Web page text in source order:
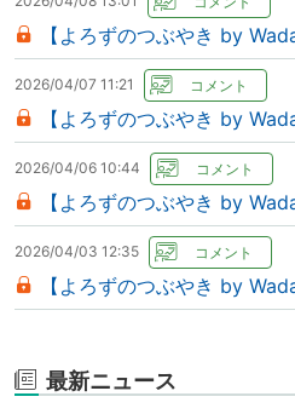
【よろずのつぶやき by
2026/04/07 11:21
【よろずのつぶやき by
2026/04/06 10:44
【よろずのつぶやき by
2026/04/03 12:35
【よろずのつぶやき by
最新ニュース